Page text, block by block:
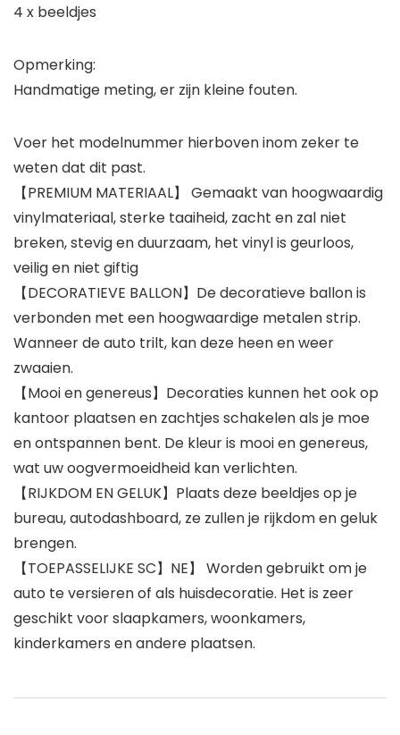
4 x beeldjes
Opmerking:
Handmatige meting, er zijn kleine fouten.
Voer het modelnummer hierboven inom zeker te
weten dat dit past.
【PREMIUM MATERIAAL】 Gemaakt van hoogwaardig
vinylmateriaal, sterke taaiheid, zacht en zal niet
breken, stevig en duurzaam, het vinyl is geurloos,
veilig en niet giftig
【DECORATIEVE BALLON】De decoratieve ballon is
verbonden met een hoogwaardige metalen strip.
Wanneer de auto trilt, kan deze heen en weer
zwaaien.
【Mooi en genereus】Decoraties kunnen het ook op
kantoor plaatsen en zachtjes schakelen als je moe
en ontspannen bent. De kleur is mooi en genereus,
wat uw oogvermoeidheid kan verlichten.
【RIJKDOM EN GELUK】Plaats deze beeldjes op je
bureau, autodashboard, ze zullen je rijkdom en geluk
brengen.
【TOEPASSELIJKE SC】NE】 Worden gebruikt om je
auto te versieren of als huisdecoratie. Het is zeer
geschikt voor slaapkamers, woonkamers,
kinderkamers en andere plaatsen.